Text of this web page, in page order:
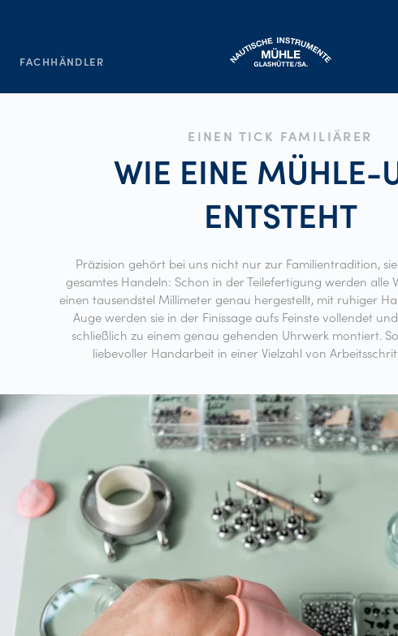
FACHHÄNDLER
EINEN TICK FAMILIÄRER
WIE EINE MÜHLE-
ENTSTEHT
Präzision gehört bei uns nicht nur zur Familientradition,
gesamtes Handeln: Schon in der Teilefertigung werden alle
einen tausendstel Millimeter genau hergestellt, mit ruhiger
Auge werden sie in der Finissage aufs Feinste vollendet
schließlich zu einem genau gehenden Uhrwerk montiert.
liebevoller Handarbeit in einer Vielzahl von